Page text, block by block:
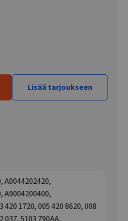
Lisää tarjoukseen
A0044202420,
A9004200400,
420 1720, 005 420 8620, 008